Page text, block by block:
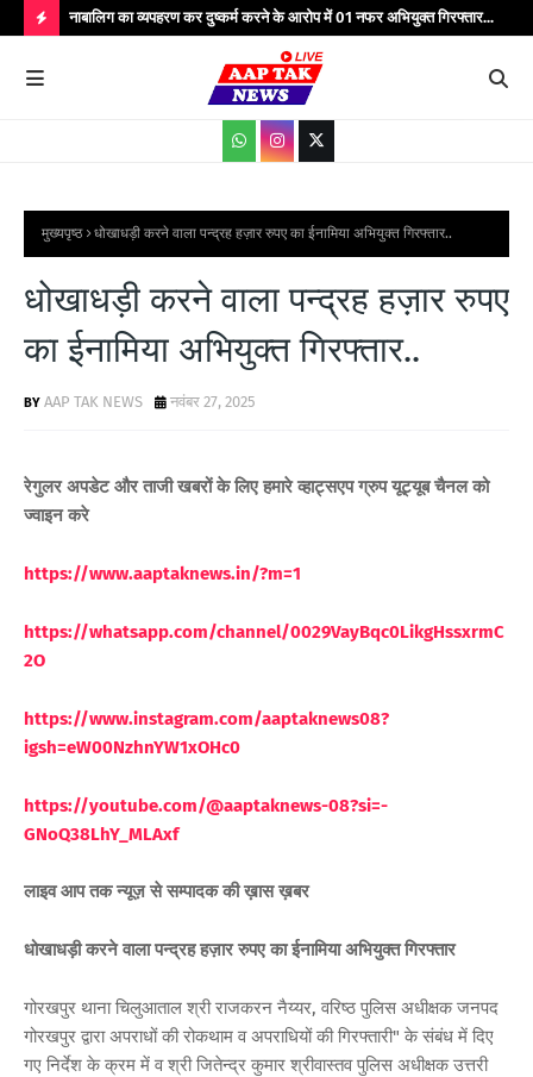
O
S
S
नाबालिग का व्यपहरण कर दुष्कर्म करने के आरोप में 01 नफर अभियुक्त गिरफ्तार...
मुख्यपृष्ठ धोखाधड़ी करने वाला पन्द्रह हज़ार रुपए का ईनामिया अभियुक्त गिरफ्तार..
धोखाधड़ी करने वाला पन्द्रह हज़ार रुपए
का ईनामिया अभियुक्त गिरफ्तार..
AAP TAK NEWS नवंबर 27, 2025
रेगुलर अपडेट और ताजी खबरों के लिए हमारे व्हाट्सएप ग्रुप यूट्यूब चैनल को
ज्वाइन करे
https://www.aaptaknews.in/?m=1
https://whatsapp.com/channel/0029VayBqc0LikgHssxrmC
2O
https://www.instagram.com/aaptaknews08?
igsh=eW00NzhnYW1xOHc0
https://youtube.com/@aaptaknews-08?si=-
GNoQ38LhY_MLAxf
लाइव आप तक न्यूज़ से सम्पादक की ख़ास ख़बर
धोखाधड़ी करने वाला पन्द्रह हज़ार रुपए का ईनामिया अभियुक्त गिरफ्तार
गोरखपुर थाना चिलुआताल श्री राजकरन नैय्यर, वरिष्ठ पुलिस अधीक्षक जनपद
गोरखपुर द्वारा अपराधों की रोकथाम व अपराधियों की गिरफ्तारी" के संबंध में दिए
गए निर्देश के क्रम में व श्री जितेन्द्र कुमार श्रीवास्तव पुलिस अधीक्षक उत्तरी